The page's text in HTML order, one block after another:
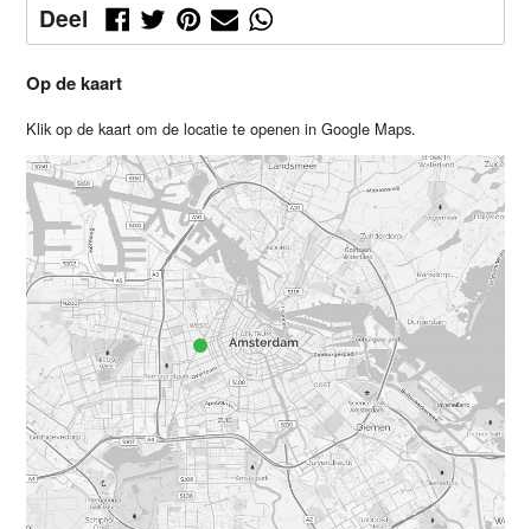
Deel
Op de kaart
Klik op de kaart om de locatie te openen in Google Maps.